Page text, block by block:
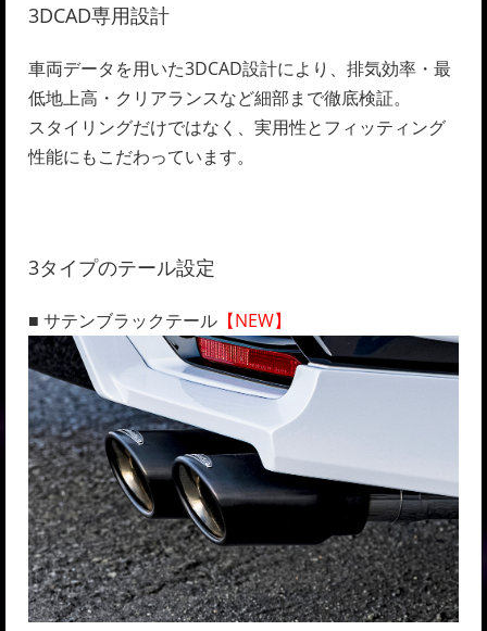
3DCAD専用設計
車両データを用いた3DCAD設計により、排気効率・最
低地上高・クリアランスなど細部まで徹底検証。
スタイリングだけではなく、実用性とフィッティング
性能にもこだわっています。
3タイプのテール設定
■ サテンブラックテール 【NEW】